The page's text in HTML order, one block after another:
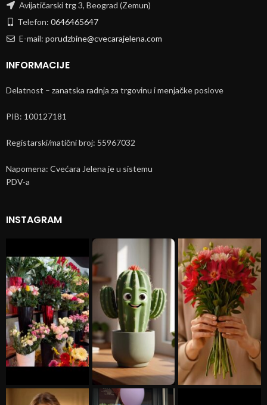
Avijatičarski trg 3, Beograd (Zemun)
Telefon: 0646465647
E-mail: porudzbine@cvecarajelena.com
INFORMACIJE
Delatnost – zanatska radnja za trgovinu i menjačke poslove
PIB: 100127181
Registarski/matični broj: 55967032
Napomena: Cvećara Jelena je u sistemu
PDV-a
INSTAGRAM